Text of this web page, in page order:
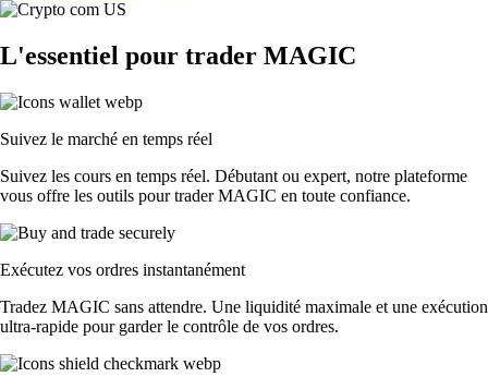
L'essentiel pour trader MAGIC
Suivez le marché en temps réel
Suivez les cours en temps réel. Débutant ou expert, notre plateforme
vous offre les outils pour trader MAGIC en toute confiance.
Exécutez vos ordres instantanément
Tradez MAGIC sans attendre. Une liquidité maximale et une exécution
ultra-rapide pour garder le contrôle de vos ordres.